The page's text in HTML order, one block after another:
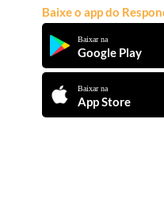
Baixe o app do
Baixar na
Google Play
Baixar na
App Store